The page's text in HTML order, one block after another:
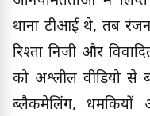
थाना टीआई थे, तब
रिश्ता निजी और
को अश्लील वीडियो
ब्लैकमेलिंग,